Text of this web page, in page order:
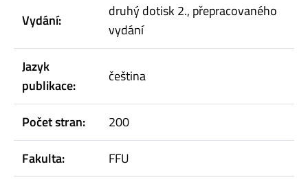
Vydání:
druhý dotisk 2., přepracovaného
vydání
Jazyk
publikace:
čeština
Počet stran:
200
Fakulta:
FFU